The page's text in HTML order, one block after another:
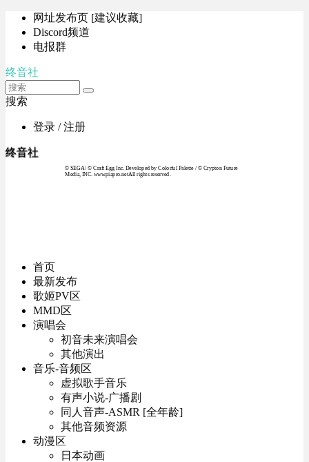
网址发布页 [建议收藏]
Discord频道
电报群
终音社
搜索
登录 / 注册
终音社
© SEGA / © Craft Egg Inc. Developed by Colorful Palette / © Crypton Future
Media, INC. www.piapro.netAll rights reserved.
首页
最新发布
歌姬PV区
MMD区
演唱会
初音未来演唱会
其他演出
音乐-音频区
虚拟歌手音乐
有声小说-广播剧
同人音声-ASMR [全年龄]
其他音频资源
动漫区
日本动画